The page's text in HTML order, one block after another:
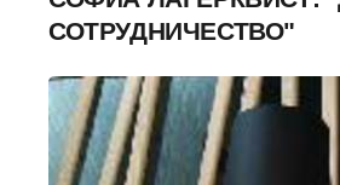
СОТРУДНИЧЕСТВО"